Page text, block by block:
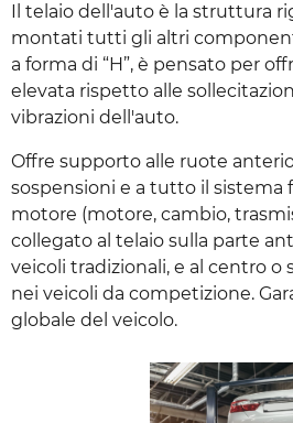
Il telaio dell'auto è la struttura
montati tutti gli altri
a forma di “H”, è pensato per
elevata rispetto alle
vibrazioni dell'auto.
Offre supporto alle ruote
sospensioni e a tutto il sistema
motore (motore, cambio,
collegato al telaio sulla parte
veicoli tradizionali, e al centro o
nei veicoli da competizione.
globale del veicolo.